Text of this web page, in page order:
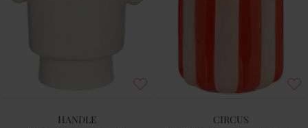
HANDLE CIRCUS